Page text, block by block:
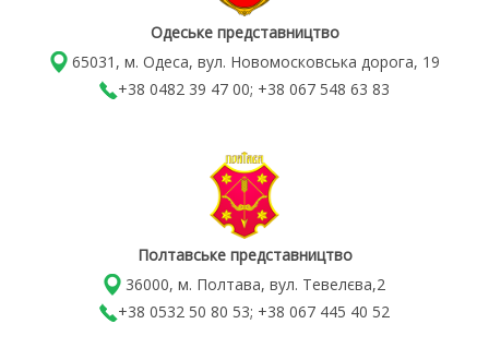
Одеське представництво
65031, м. Одеса, вул. Новомосковська дорога, 19
+38 0482 39 47 00; +38 067 548 63 83
Полтавське представництво
36000, м. Полтава, вул. Тевелєва,2
+38 0532 50 80 53; +38 067 445 40 52